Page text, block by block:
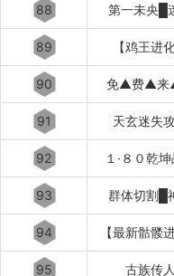
88 第一未央█
89 【鸡王进化
90 免▲费▲来
91 天玄迷失
92 １·８０乾
93 群体切割█
94 【最新骷髅
95 古族传人